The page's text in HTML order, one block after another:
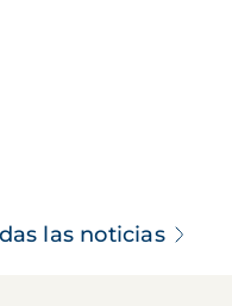
las noticias